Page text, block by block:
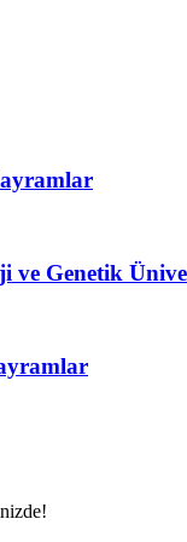
ve Genetik